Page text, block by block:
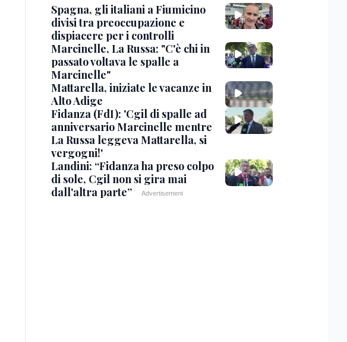
Spagna, gli italiani a Fiumicino
divisi tra preoccupazione e
dispiacere per i controlli
Marcinelle, La Russa: "C'è chi in
passato voltava le spalle a
Marcinelle"
Mattarella, iniziate le vacanze in
Alto Adige
Fidanza (FdI): 'Cgil di spalle ad
anniversario Marcinelle mentre
La Russa leggeva Mattarella, si
vergogni!'
Landini: “Fidanza ha preso colpo
di sole, Cgil non si gira mai
dall'altra parte”